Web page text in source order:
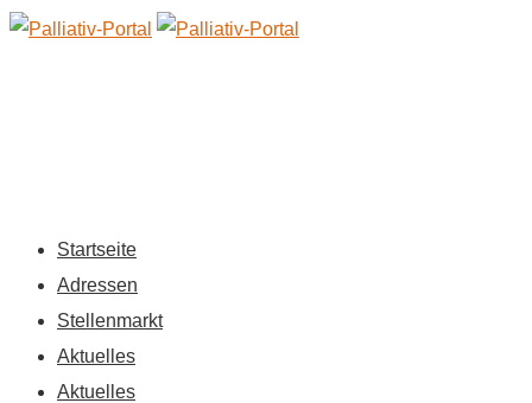
Startseite
Adressen
Stellenmarkt
Aktuelles
Aktuelles